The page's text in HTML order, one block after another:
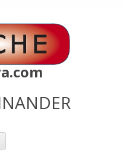
Zum
springen